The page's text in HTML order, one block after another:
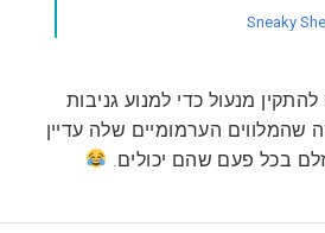
מנעול כדי למנוע גניבות
שהמלווים הערמומיים שלה עדיין
בכל פעם שהם יכולים.